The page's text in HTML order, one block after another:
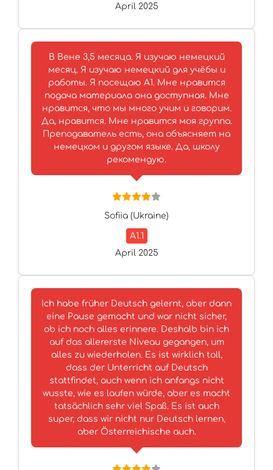
April 2025
В Вене 3,5 месяца. Я изучаю немецкий
месяц. Я изучаю немецкий для учёбы и
работы. Я посещаю A1. Мне нравится
подача материала она доступная. Мне
нравится, что мы много учим и говорим.
Да, нравится. Мне нравится моя группа.
Преподаватель есть, она объясняет на
немецком и другом языке. Да, школу
рекомендую.
Sofiia (Ukraine)
A1.1
April 2025
Ich habe früher Deutsch gelernt, aber dann
eine Pause gemacht und war nicht sicher,
ob ich noch alles erinnere. Deshalb bin ich
auf das allererste Niveau gegangen, um
alles zu wiederholen. Es ist wirklich toll,
dass der Unterricht auf Deutsch
stattfindet, auch wenn ich anfangs nicht
wusste, wie es laufen würde, aber es macht
tatsächlich sehr viel Spaß. Es ist auch
super, dass wir nicht nur Deutsch lernen,
aber Österreichische auch.